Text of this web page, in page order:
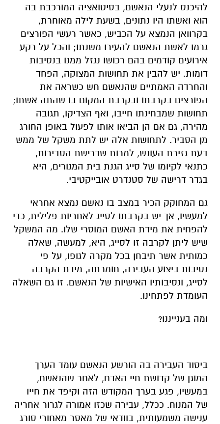
להיכנס לנעלי הנאשם, בסיטואציה המורכבת בה
הוא ואשתו היו נתונים, בשעת לילה מאוחרת,
בקרוואן הנמצא על הכביש, כאשר רעשי הפורצים
גרמו לאשת הנאשם להעירו משנתו; והכל על רקע
אירועים קודמים בהם רכושו נגזל ממנו בנסיבות
דומות. יש להבין את תחושות המצוקה, הפחד
והחרדה האמתיים שהנאשם חש כשראה את
הפורצים בקרבתו ובקרבת המקום בו שהתה אשתו;
תחושות שמבחינתו חייבו, ואף הצדיקו, תגובה
מהירה, גם אם הן הביאו אותו לפעול באופן החורג
מן הסביר. לתחושות אלה יש לתת משקל של ממש
בעת גזירת העונש, למרות שדרישת הסבירות,
כתנאי לקיומו של סייג הגנת בית המגורים, היא
בגדר דרישה של סטנדרט אובייקטיבי.
גם המחוקק הכיר במצב בו נאשם נמצא אחראי
למעשיו, אך יש בקרבתו לסייג לאחריות פלילית, כדי
להפחית את מידת האשם המוסרי שלו. מה המשקל
שיש ליתן לקרבה זו לסייג, היא, למעשה, שאלה
כמותית אשר תיבחן בכל מקרה לגופו, על פי
נסיבות ביצוע העבירה, חומרתה, מידת הקרבה
לסייג, ונסיבותיו האישיות של הנאשם. זו גם השאלה
העומדת לפתחינו.
ומה בענייננו?
ביסוד העבירה בה הורשע הנאשם עומד הערך
המוגן של קדושת חיי האדם, לאחר שהנאשם,
במעשיו, פגע בערך המקודש הזה וקיפד את חייו
של המנוח. ככלל, עבירה שכזו אמורה לגרור אחריה
ענישה משמעותית, בוודאי של מאסר מאחורי סורג